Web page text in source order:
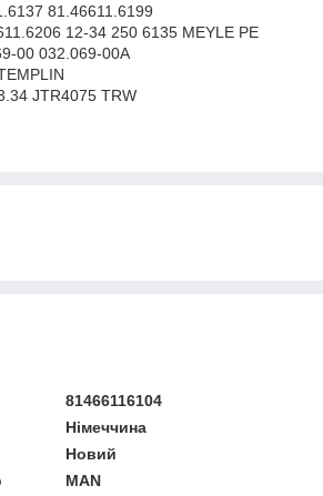
81.46611.6199
12-34 250 6135 MEYLE PE
00 032.069-00A
JTR4075 TRW
81466116104
Німеччина
Новий
MAN